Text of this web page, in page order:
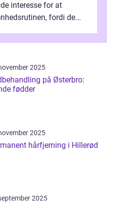
interesse for at
fordi de...
2025
på Østerbro:
fødder
2025
hårfjerning i Hillerød
2025